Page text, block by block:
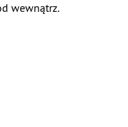
wewnątrz.